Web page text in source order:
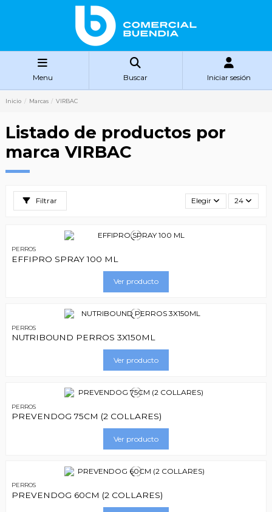
Menu Buscar Iniciar sesión
Inicio Marcas VIRBAC
Listado de productos por
marca VIRBAC
Filtrar Elegir 24
PERROS
EFFIPRO SPRAY 100 ML
Ver producto
PERROS
NUTRIBOUND PERROS 3X150ML
Ver producto
PERROS
PREVENDOG 75CM (2 COLLARES)
Ver producto
PERROS
PREVENDOG 60CM (2 COLLARES)